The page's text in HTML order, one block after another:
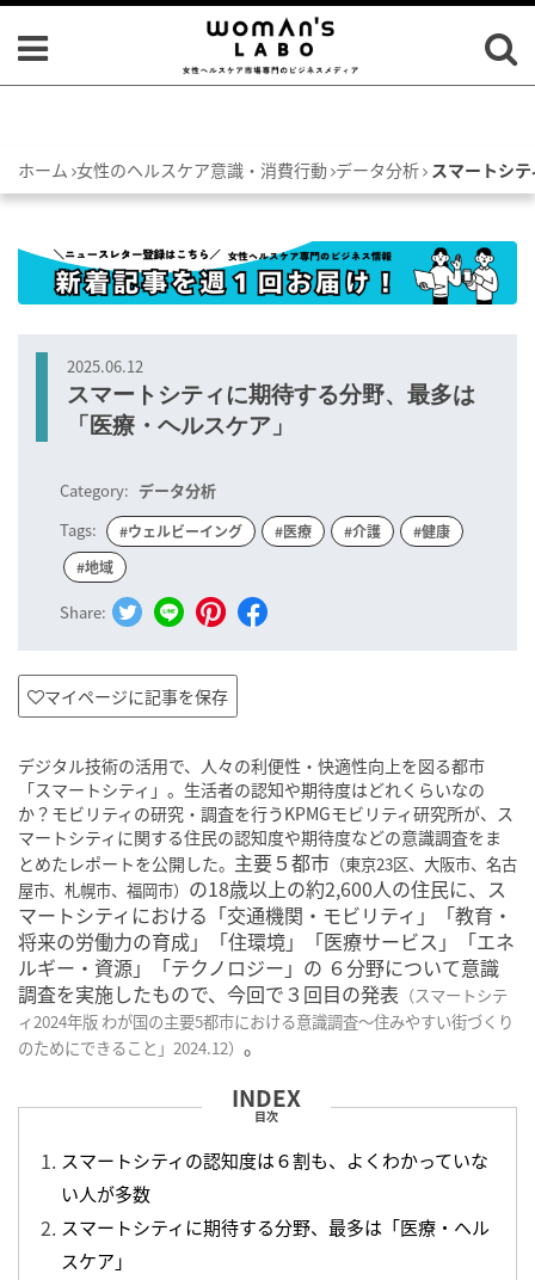
ホーム 女性のヘルスケア意識・消費行動 データ分析 スマートシ
2025.06.12
スマートシティに期待する分野、最多は
「医療・ヘルスケア」
Category: データ分析
Tags:
#ウェルビーイング #医療 #介護
#健康
#地域
Share:
マイページに記事を保存
デジタル技術の活用で、人々の利便性・快適性向上を図る都市
「スマートシティ」。生活者の認知や期待度はどれくらいなの
か？モビリティの研究・調査を行うKPMGモビリティ研究所が、ス
マートシティに関する住民の認知度や期待度などの意識調査をま
とめたレポートを公開した。 主要５都市 （東京23区、大阪市、名古
屋市、札幌市、福岡市） の18歳以上の約2,600人の住民に、ス
マートシティにおける「交通機関・モビリティ」「教育・
将来の労働力の育成」「住環境」「医療サービス」「エネ
ルギー・資源」「テクノロジー」の ６分野について意識
調査を実施したもので、今回で３回目の発表 （スマートシテ
ィ2024年版 わが国の主要5都市における意識調査～住みやすい街づくり
のためにできること」2024.12） 。
目次
スマートシティの認知度は６割も、よくわかっていな
い人が多数
スマートシティに期待する分野、最多は「医療・ヘル
スケア」